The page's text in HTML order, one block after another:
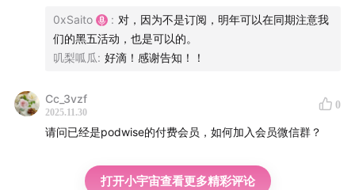
00:10:44Podwise 的核心优势与技术 Know-how
00:16:23 Podwise 的创立初衷与 PMF 验证
00:27:03 Podwise 的市场定位与用户增长策略
00:32:20Podwise 的自传播策略与 Affiliate 计划
00:37:05Podwise 的功能矩阵与需求判断
Podwise 的业务边界与核心 Know-how
0xSaito : 对，因为不是订阅，明年可以在同期注意我
们的黑五活动，也是可以的。
叽梨呱瓜: 好滴！感谢告知！！
Cc_3vzf
2025.11.30
0
请问已经是podwise的付费会员，如何加入会员微信群？
打开小宇宙查看更多精彩评论